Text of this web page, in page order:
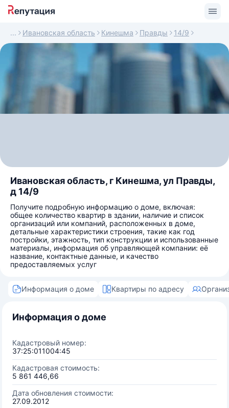
Ивановская область Кинешма Правды 14/9
Ивановская область, г Кинешма, ул Правды,
д 14/9
Получите подробную информацию о доме, включая:
общее количество квартир в здании, наличие и список
организаций или компаний, расположенных в доме,
детальные характеристики строения, такие как год
постройки, этажность, тип конструкции и использованные
материалы, информация об управляющей компании: её
название, контактные данные, и качество
предоставляемых услуг
Информация о доме Квартиры по адресу
Информация о доме
Кадастровый номер:
37:25:011004:45
Кадастровая стоимость:
5 861 446,66
Дата обновления стоимости:
27.09.2012